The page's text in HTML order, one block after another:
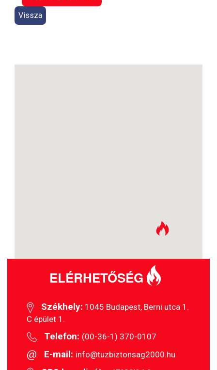
Vissza
ELÉRHETŐSÉG
Székhely: 1045 Budapest, Berni utca 1.
C épület 1.
Telefon: (00-36-1) 370-0107
E-mail: info@tuzbiztonsag2000.hu